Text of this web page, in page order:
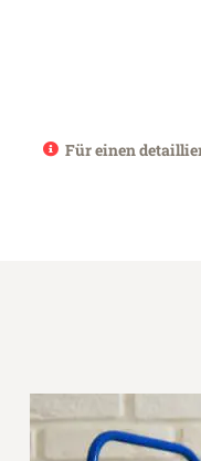
Für einen